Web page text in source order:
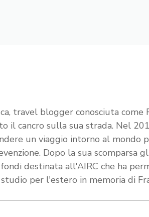
travel blogger conosciuta come
il cancro sulla sua strada. Nel
un viaggio intorno al mondo
Dopo la sua scomparsa
destinata all'AIRC che ha
per l'estero in memoria di